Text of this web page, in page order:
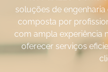
soluções de
composta por
com ampla experiência
oferecer serviços